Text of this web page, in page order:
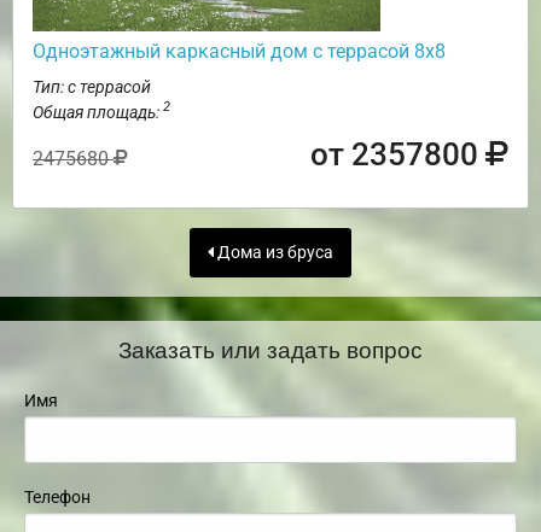
Одноэтажный каркасный дом с террасой 8х8
Тип: с террасой
Общая площадь: 2
2475680 от 2357800
Дома из бруса
Заказать или задать вопрос
Имя
Телефон